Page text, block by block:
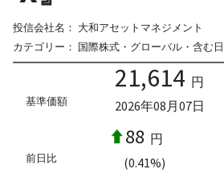
投信会社名： 大和アセットマネジメント
カテゴリー： 国際株式・グローバル・含む日
基準価額
21,614 円
2026年08月07日
前日比
88 円
(0.41%)